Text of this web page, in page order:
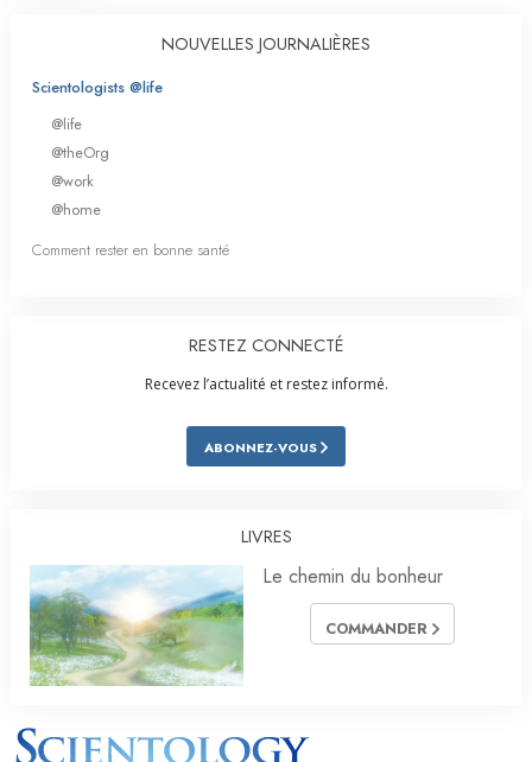
NOUVELLES JOURNALIÈRES
Scientologists @life
@life
@theOrg
@work
@home
Comment rester en bonne santé
RESTEZ CONNECTÉ
Recevez l’actualité et restez informé.
ABONNEZ-VOUS
LIVRES
Le chemin du bonheur
COMMANDER